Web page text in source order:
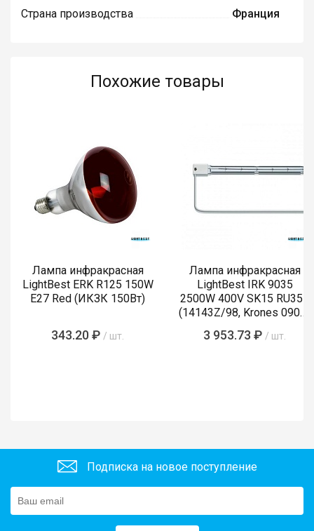
Страна производства
Франция
Похожие товары
Лампа инфракрасная
LightBest ERK R125 150W
E27 Red (ИКЗК 150Вт)
343.20 ₽ / шт.
Лампа инфракрасная
LightBest IRK 9035
2500W 400V SK15 RU355
(14143Z/98, Krones 0900-
3 953.73 ₽ / шт.
Подписка на новое поступление